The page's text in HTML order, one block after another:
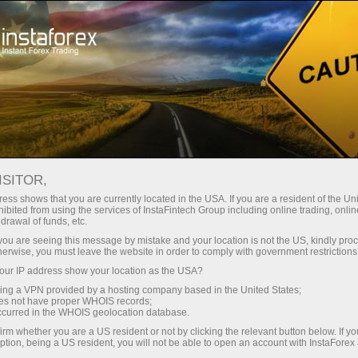
Avec InstaForex, vous accédez à
compétitives : effet de levier
jusqu’à 1:5000, parmi les meilleurs
spreads et commissions du
marché, ainsi que des conditions
avantageuses pour le trading
d’actions et d’indices.
Spreads
Bonus de 30 %
sur chaque dépôt
Vitesse
dans le trading et sur l’autoroute
shows that you are currently located in the USA. If you are a resident of the
from using the services of InstaFintech Group including online trading,
of funds, etc.
are seeing this message by mistake and your location is not the US, kindly
you must leave the website in order to comply with government
IP address show your location as the USA?
a VPN provided by a hosting company based in the United States;
not have proper WHOIS records;
in the WHOIS geolocation database.
whether you are a US resident or not by clicking the relevant button below. If
being a US resident, you will not be able to open an account with InstaForex